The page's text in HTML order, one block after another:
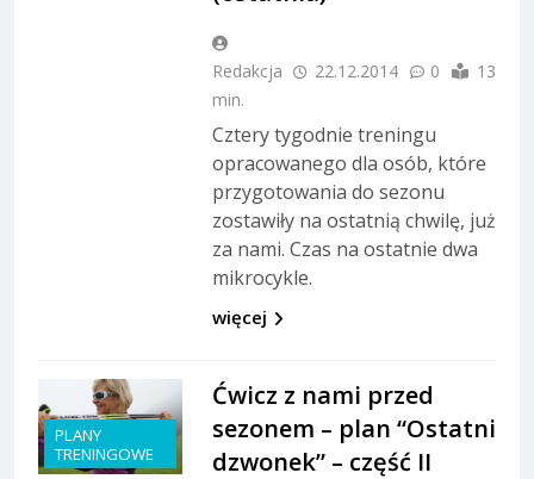
Redakcja 22.12.2014 0
13
min.
Cztery tygodnie treningu
opracowanego dla osób, które
przygotowania do sezonu
zostawiły na ostatnią chwilę, już
za nami. Czas na ostatnie dwa
mikrocykle.
więcej
PLANY
TRENINGOWE
Ćwicz z nami przed
sezonem – plan “Ostatni
dzwonek” – część II